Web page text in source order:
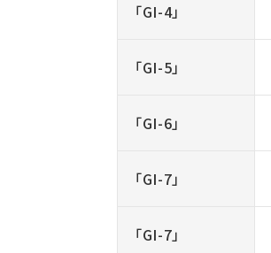
「GI-4」
「GI-5」
「GI-6」
「GI-7」
「GI-7」